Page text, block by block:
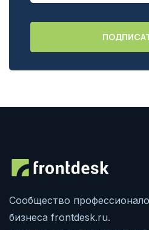
Сообщество
бизнеса frontdesk.ru.